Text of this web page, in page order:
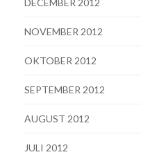
DECEMBER 2012
NOVEMBER 2012
OKTOBER 2012
SEPTEMBER 2012
AUGUST 2012
JULI 2012